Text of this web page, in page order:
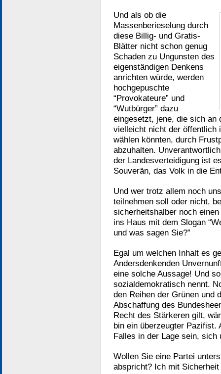
Und als ob die
Massenberieselung durch
diese Billig- und Gratis-
Blätter nicht schon genug
Schaden zu Ungunsten des
eigenständigen Denkens
anrichten würde, werden
hochgepuschte
“Provokateure” und
“Wutbürger” dazu
eingesetzt, jene, die sich an
vielleicht nicht der öffentlich
wählen könnten, durch
abzuhalten.
der Landesverteidigung ist
Souverän, das Volk in die
Und wer trotz allem noch
teilnehmen soll oder nicht,
sicherheitshalber noch
ins Haus mit dem Slogan
und was sagen Sie?”
Egal um welchen Inhalt es
Andersdenkenden
eine solche Aussage! Und
sozialdemokratisch nennt.
den Reihen der Grünen und
Abschaffung des
Recht des Stärkeren gilt,
bin ein überzeugter Pazifist.
Falles in der Lage sein, sich
Wollen Sie eine Partei
abspricht? Ich mit